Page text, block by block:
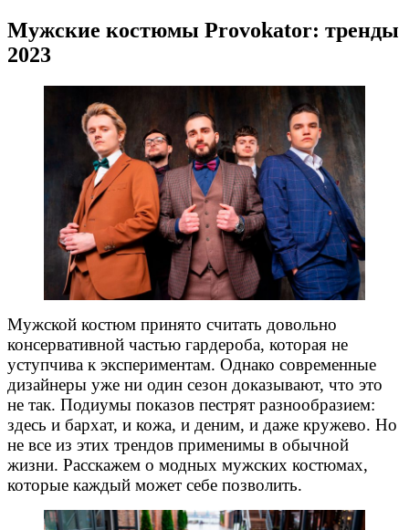
Мужские костюмы Provokator: тренды
2023
Мужской костюм принято считать довольно
консервативной частью гардероба, которая не
уступчива к экспериментам. Однако современные
дизайнеры уже ни один сезон доказывают, что это
не так. Подиумы показов пестрят разнообразием:
здесь и бархат, и кожа, и деним, и даже кружево. Но
не все из этих трендов применимы в обычной
жизни. Расскажем о модных мужских костюмах,
которые каждый может себе позволить.